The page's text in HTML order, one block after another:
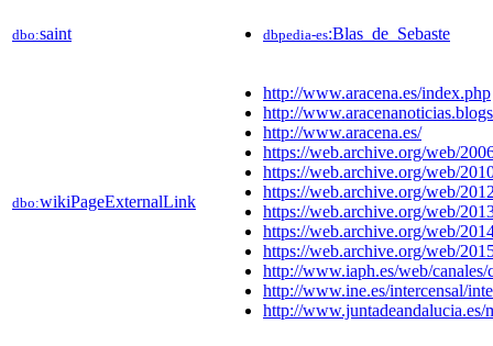
dbo:saint dbpedia-es:Blas_de_Sebaste
dbo:wikiPageExternalLink
http://www.aracena.es/index.php
http://
http://www.aracena.es/
https://web.archive.org/web/
https://web.archive.org/web/
https://web.archive.org/web/
https://web.archive.org/web/
https://web.archive.org/web/
https://web.archive.org/web/
http://www.iaph.es/web/
http://www.ine.es/intercensal/
http://www.juntadeandalucia.es/